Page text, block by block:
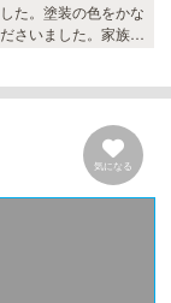
た。塗装の色をかな
さいました。家族に
気になる